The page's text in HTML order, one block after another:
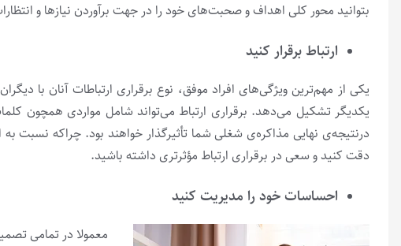
بتوانید محور کلی اهداف و صحبت‌های خود را در جهت برآوردن نیازها و
ارتباط برقرار کنید
یکی از مهم‌ترین ویژگی‌های افراد موفق، نوع برقراری ارتباطات آنان با
یکدیگر تشکیل می‌دهد. برقراری ارتباط می‌تواند شامل مواردی همچون
درنتیجه‌ی نهایی مذاکره‌ی شغلی شما تأثیرگذار خواهند بود. چراکه نسبت به
دقت کنید و سعی در برقراری ارتباط مؤثرتری داشته باشید.
احساسات خود را مدیریت کنید
معمولا در تمامی